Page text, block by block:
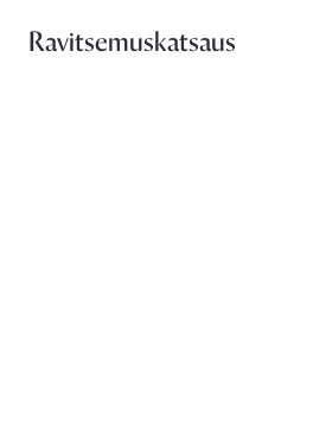
Ravitsemuskatsaus